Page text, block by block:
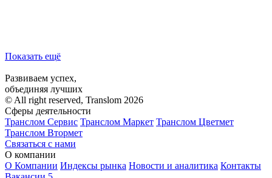
Показать ещё
Развиваем успех,
объединяя лучших
© All right reserved, Translom 2026
Сферы деятельности
Транслом Сервис Транслом Маркет Транслом Цветмет
Транслом Втормет
Связаться с нами
О компании
О Компании Индексы рынка Новости и аналитика Контакты